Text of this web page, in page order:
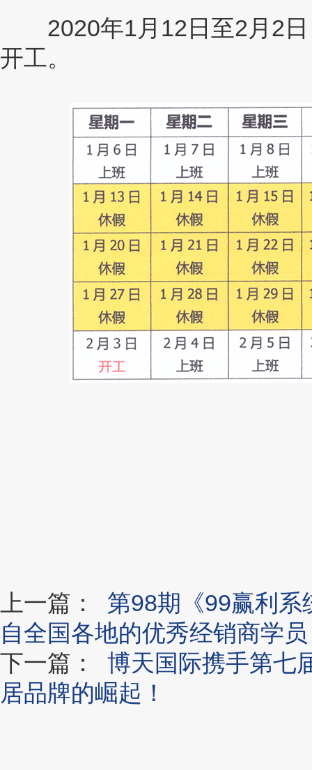
2020年1月12日至2月2日
开工。
上一篇： 第98期《99赢利系
自全国各地的优秀经销商学员
下一篇： 博天国际携手第七
居品牌的崛起！